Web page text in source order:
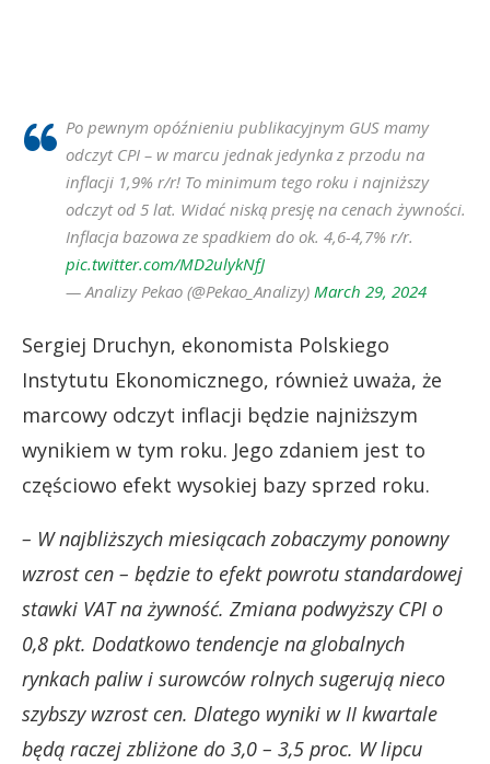
Po pewnym opóźnieniu publikacyjnym GUS mamy
odczyt CPI – w marcu jednak jedynka z przodu na
inflacji 1,9% r/r! To minimum tego roku i najniższy
odczyt od 5 lat. Widać niską presję na cenach żywności.
Inflacja bazowa ze spadkiem do ok. 4,6-4,7% r/r.
pic.twitter.com/MD2ulykNfJ
— Analizy Pekao (@Pekao_Analizy) March 29, 2024
Sergiej Druchyn, ekonomista Polskiego
Instytutu Ekonomicznego, również uważa, że
marcowy odczyt inflacji będzie najniższym
wynikiem w tym roku. Jego zdaniem jest to
częściowo efekt wysokiej bazy sprzed roku.
– W najbliższych miesiącach zobaczymy ponowny
wzrost cen – będzie to efekt powrotu standardowej
stawki VAT na żywność. Zmiana podwyższy CPI o
0,8 pkt. Dodatkowo tendencje na globalnych
rynkach paliw i surowców rolnych sugerują nieco
szybszy wzrost cen. Dlatego wyniki w II kwartale
będą raczej zbliżone do 3,0 – 3,5 proc. W lipcu